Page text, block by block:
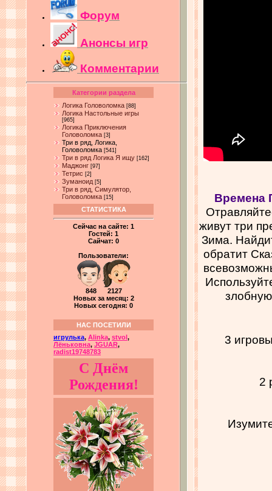
Форум
Анонсы игр
Комментарии
Категории раздела
Логика Головоломка [88]
Логика Настольные игры
[965]
Логика Приключения
Головоломка [3]
Три в ряд, Логика,
Головоломка [541]
Три в ряд Логика Я ищу [162]
Маджонг [97]
Тетрис [2]
Зуманоид [5]
Три в ряд, Симулятор,
Головоломка [15]
СТАТИСТИКА
Сейчас на сайте: 1
Гостей: 1
Сайчат: 0
Пользователи:
848 2127
Новых за месяц: 2
Новых сегодня: 0
НАС ПОСЕТИЛИ
игрулька, Alinka, stvol ,
Лёньковна, JGUAR,
radist19748783
С Днём
Рождения!
Времена
живут три
Зима.
обратит
3
2